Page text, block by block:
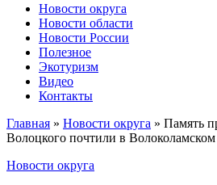
Новости округа
Новости области
Новости России
Полезное
Экотуризм
Видео
Контакты
Главная » Новости округа » Память
Волоцкого почтили в Волоколамском
Новости округа